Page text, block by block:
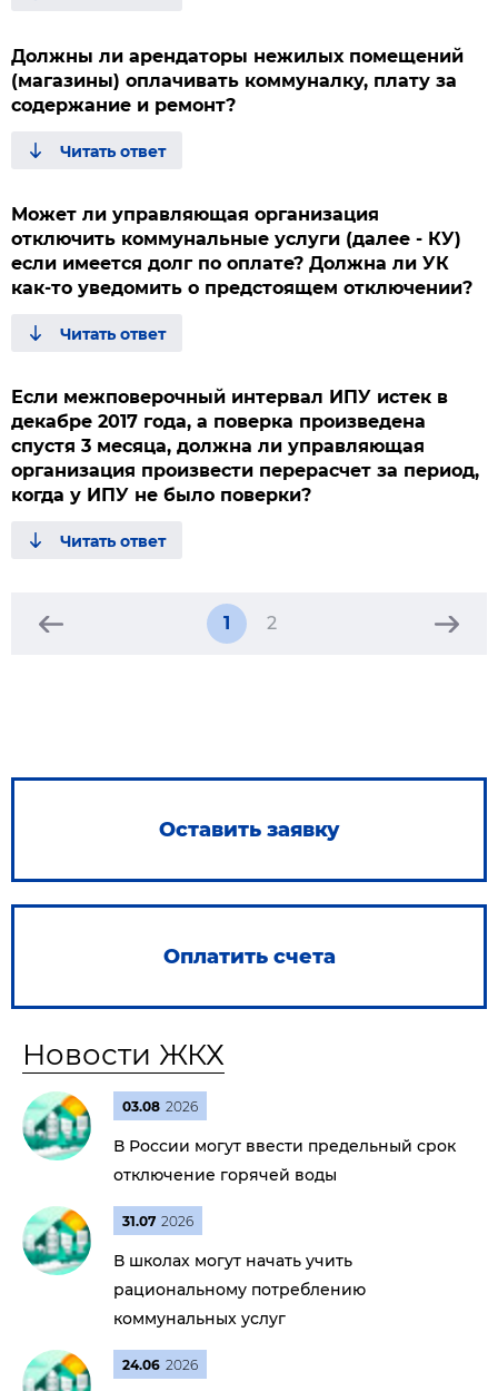
Должны ли арендаторы нежилых помещений
(магазины) оплачивать коммуналку, плату за
содержание и ремонт?
Может ли управляющая организация
отключить коммунальные услуги (далее - КУ)
если имеется долг по оплате? Должна ли УК
как-то уведомить о предстоящем отключении?
Если межповерочный интервал ИПУ истек в
декабре 2017 года, а поверка произведена
спустя 3 месяца, должна ли управляющая
организация произвести перерасчет за период,
когда у ИПУ не было поверки?
1 2
Оставить заявку
Оплатить счета
Новости ЖКХ
03.08 2026
В России могут ввести предельный срок
отключение горячей воды
31.07 2026
В школах могут начать учить
рациональному потреблению
коммунальных услуг
24.06 2026